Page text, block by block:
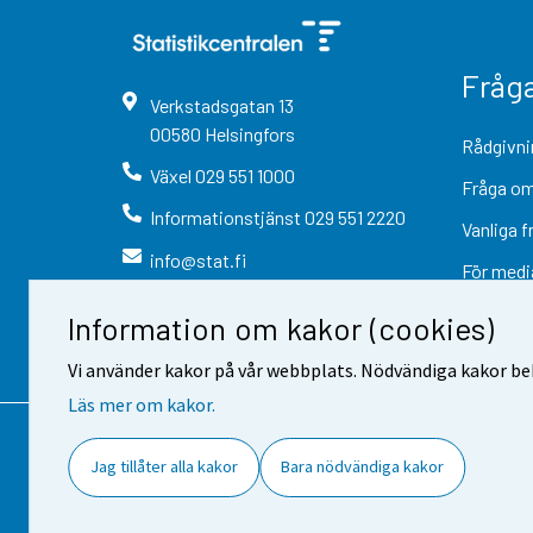
Information om kakor (cookies)
Vi använder kakor på vår webbplats. Nödvändiga kakor
Läs mer om kakor.
Jag tillåter alla kakor Bara nödvändiga kakor
Verkstadsgatan 13
00580 Helsingfors
Växel 029 551 1000
Informationstjänst 029 551 2220
info@stat.fi
Fråga
Vanliga
För
Kontaktinformation Respons